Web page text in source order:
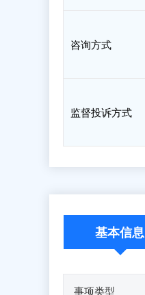
咨询方式
监督投诉方式
基本信息
事项类型